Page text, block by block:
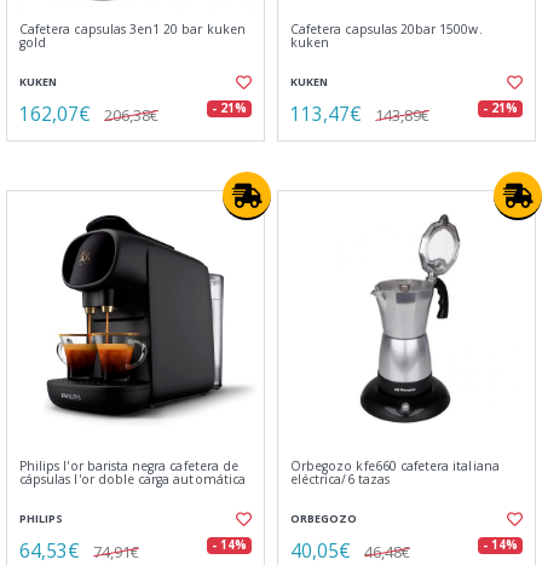
Cafetera capsulas 3en1 20 bar kuken
gold
KUKEN
162,07€ 206,38€ - 21%
Cafetera capsulas 20bar 1500w.
kuken
KUKEN
113,47€ 143,89€ - 21%
Philips l'or barista negra cafetera de
cápsulas l'or doble carga automática
PHILIPS
64,53€ 74,91€ - 14%
Orbegozo kfe660 cafetera italiana
eléctrica/6 tazas
ORBEGOZO
40,05€ 46,48€ - 14%